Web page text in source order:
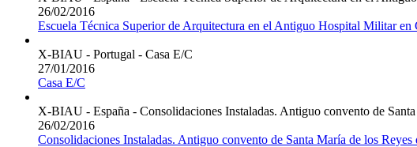
26/02/2016
Escuela Técnica Superior de Arquitectura en el Antiguo Hospital Militar en
X-BIAU - Portugal - Casa E/C
27/01/2016
Casa E/C
X-BIAU - España - Consolidaciones Instaladas. Antiguo convento de
26/02/2016
Consolidaciones Instaladas. Antiguo convento de Santa María de los